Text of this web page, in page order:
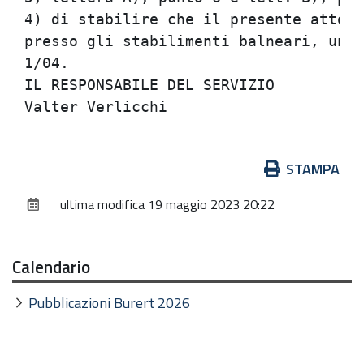
4) di stabilire che il
presso gli stabilimenti
1/
IL
documento
STAMPA
ultima modifica 19 maggio 2023 20:22
Calendario
Pubblicazioni Burert 2026